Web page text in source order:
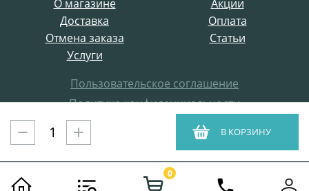
В КОРЗИНУ
О магазине
Акции
Доставка
Оплата
Отмена заказа
Статьи
Услуги
Пользовательское соглашение
Политика конфиденциальности
Все права защищены
ProffElectro.ru © 2021
0